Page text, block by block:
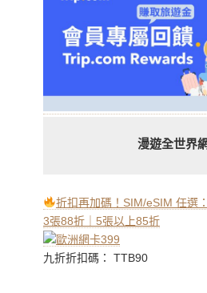
漫遊全世界
折扣再加碼！SIM/eSIM 任選
3張88折｜5張以上85折
九折折扣碼： TTB90